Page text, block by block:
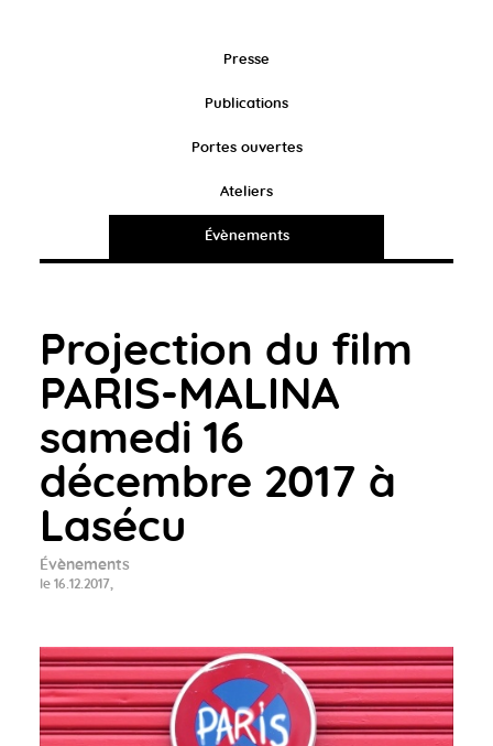
Presse
Publications
Portes ouvertes
Ateliers
Évènements
Projection du film
PARIS-MALINA
samedi 16
décembre 2017 à
Lasécu
Évènements
le 16.12.2017,